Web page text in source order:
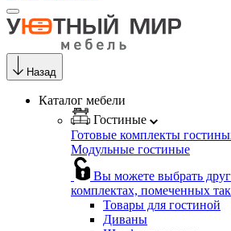
Назад
Каталог мебели
Гостиные
Готовые комплекты
Модульные гостиные
Вы можете выбрать
комплектах, помеченных
Товары для гостиной
Диваны